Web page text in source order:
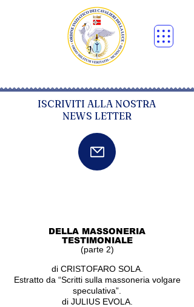
ISCRIVITI ALLA NOSTRA
NEWS LETTER
DELLA MASSONERIA
TESTIMONIALE
(parte 2)
di CRISTOFARO SOLA.
Estratto da “Scritti sulla massoneria volgare
speculativa”.
di JULIUS EVOLA.